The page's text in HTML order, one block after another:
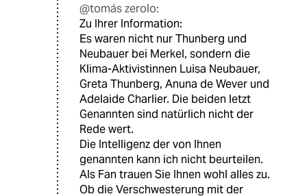
@tomás zerolo:
Zu Ihrer Information:
Es waren nicht nur Thunberg und
Neubauer bei Merkel, sondern die
Klima-Aktivistinnen Luisa Neubauer,
Greta Thunberg, Anuna de Wever und
Adelaide Charlier. Die beiden letzt
Genannten sind natürlich nicht der
Rede wert.
Die Intelligenz der von Ihnen
genannten kann ich nicht beurteilen.
Als Fan trauen Sie Ihnen wohl alles zu.
Ob die Verschwesterung mit der